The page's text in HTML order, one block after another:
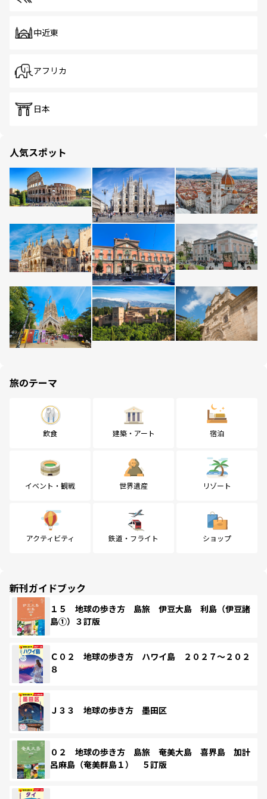
中近東
アフリカ
日本
人気スポット
旅のテーマ
飲食 建築・アート 宿泊
イベント・観戦 世界遺産 リゾート
アクティビティ 鉄道・フライト ショップ
新刊ガイドブック
１５ 地球の歩き方 島旅 伊豆大島 利島（伊豆諸
島①）３訂版
Ｃ０２ 地球の歩き方 ハワイ島 ２０２７～２０２
８
Ｊ３３ 地球の歩き方 墨田区
０２ 地球の歩き方 島旅 奄美大島 喜界島 加計
呂麻島（奄美群島１） ５訂版